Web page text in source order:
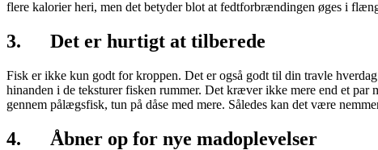
flere kalorier heri, men det betyder blot at fedtforbrændingen øges i
3. Det er hurtigt at tilberede
Fisk er ikke kun godt for kroppen. Det er også godt til din travle
hinanden i de teksturer fisken rummer. Det kræver ikke mere end et
gennem pålægsfisk, tun på dåse med mere. Således kan det være
4. Åbner op for nye madoplevelser